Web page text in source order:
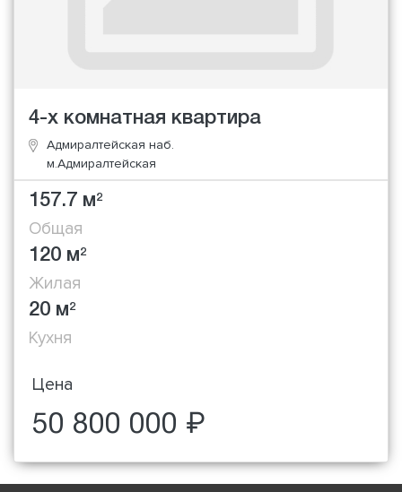
4-х комнатная квартира
Адмиралтейская наб.
м.Адмиралтейская
157.7 м2
Общая
120 м2
Жилая
20 м2
Кухня
Цена
50 800 000 ₽